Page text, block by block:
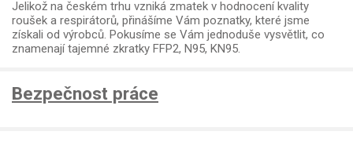
Jelikož na českém trhu vzniká zmatek v hodnocení kvality
roušek a respirátorů, přinášíme Vám poznatky, které jsme
získali od výrobců. Pokusíme se Vám jednoduše vysvětlit, co
znamenají tajemné zkratky FFP2, N95, KN95.
Bezpečnost práce